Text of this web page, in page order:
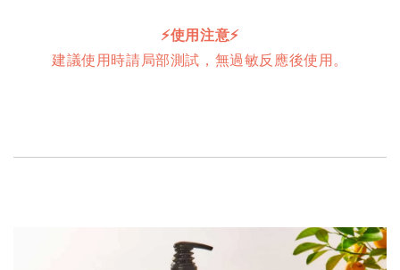
⚡️使用注意⚡️
建議使用時請局部測試，無過敏反應後使用。